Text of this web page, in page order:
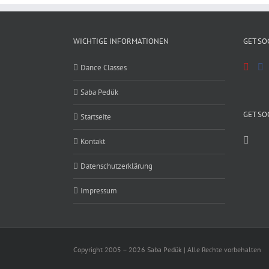
WICHTIGE INFORMATIONEN
Dance Classes
Saba Pedük
Startseite
Kontakt
Datenschutzerklärung
Impressum
GET
GET
Copyright 2005 – 2026 Saba Pedük | Alle Rechte vorbehalten